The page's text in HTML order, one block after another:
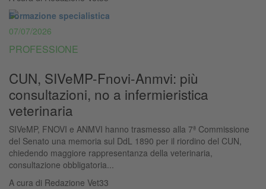
Formazione specialistica
07/07/2026
PROFESSIONE
CUN, SIVeMP-Fnovi-Anmvi: più
consultazioni, no a infermieristica
veterinaria
SIVeMP, FNOVI e ANMVI hanno trasmesso alla 7ª Commissione
del Senato una memoria sul DdL 1890 per il riordino del CUN,
chiedendo maggiore rappresentanza della veterinaria,
consultazione obbligatoria...
A cura di Redazione Vet33